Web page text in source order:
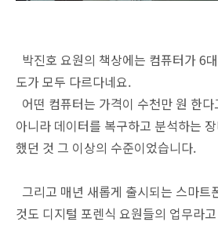
박진호 요원의 책상에는 컴퓨터가 6
도가 모두 다르다네요.
어떤 컴퓨터는 가격이 수천만 원 한
아니라 데이터를 복구하고 분석하는
했던 것 그 이상의 수준이었습니다.
그리고 매년 새롭게 출시되는 스마트
것도 디지털 포렌식 요원들의 업무라